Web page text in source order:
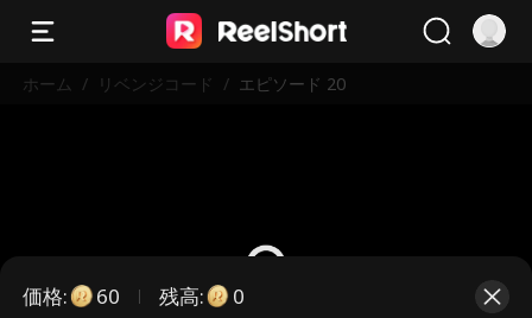
ホーム / リベンジコード / エピソード 20
価格: 60 残高: 0